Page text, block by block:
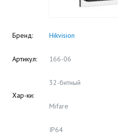
Бренд: Hikvision
Артикул: 166-06
Хар-ки:
32-битный
Mifare
IP64